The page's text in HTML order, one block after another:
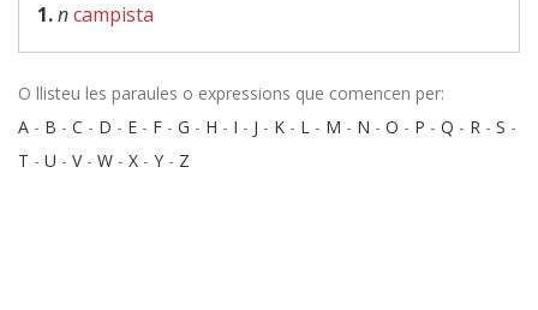
1.ncampista
O llisteu les paraules o expressions que comencen per:
A - B - C - D - E - F - G - H - I - J - K - L - M - N - O - P - Q - R - S -
T - U - V- W - X - Y - Z